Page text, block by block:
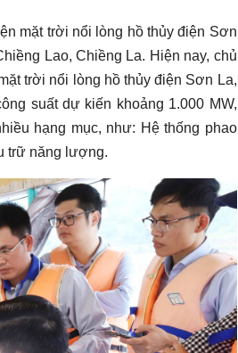
mặt trời nổi lòng hồ thủy điện Sơn
Lao, Chiềng La. Hiện nay, chủ
trời nổi lòng hồ thủy điện Sơn La,
suất dự kiến khoảng 1.000 MW,
hạng mục, như: Hệ thống phao
trữ năng lượng.